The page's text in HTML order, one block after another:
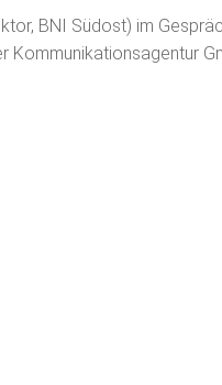
BNI Südost) im
Kommunikationsagentur